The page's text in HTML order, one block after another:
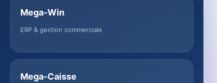
Mega-Win
ERP & gestion commerciale
Mega-Caisse